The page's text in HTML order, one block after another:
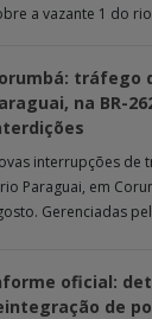
a vazante 1 do
tráfego
na BR-
interrupções de
Paraguai, em
Gerenciadas
oficial:
de